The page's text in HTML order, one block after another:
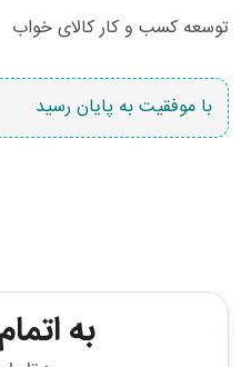
توسعه کسب و کار کالای خواب
با موفقیت به پایان رسید
به